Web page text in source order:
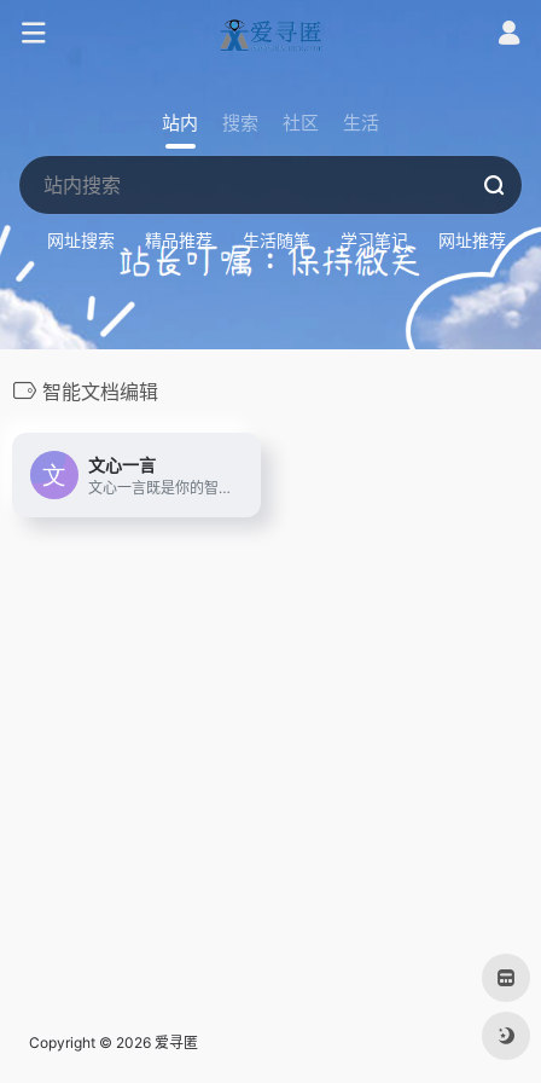
站内 搜索 社区 生活
网址搜索 精品推荐 生活随笔 学习笔记 网址推荐
智能文档编辑
文心一言
文心一言既是你的智能伙伴，可以陪你聊天、回答问题、画图识图；也是你的AI助手，可以提供灵感、撰写文案、阅读文档、智能翻译，帮你高效完成工作和学习任务。
Copyright © 2026 爱寻匿